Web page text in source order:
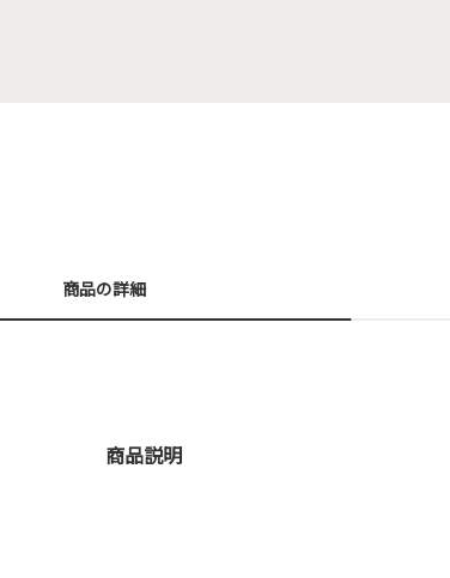
商品の詳細
商品説明